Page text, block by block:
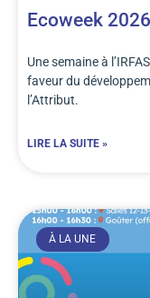
Ecoweek
Une semaine à
faveur du
l’Attribut.
LIRE LA SUITE »
À LA UNE